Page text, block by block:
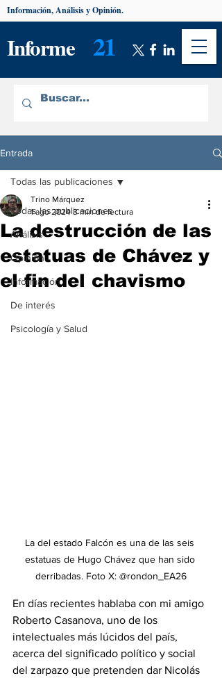
Informe 21
Información, Análisis y Opinión.
Entrada
Todas las publicaciones
Análisis
Opinión
Información
De interés
Psicología y Salud
Todas las publicaciones
La destrucción de las
estatuas de Chávez y
el fin del chavismo
Trino Márquez
1 ago 2024 3 min de lectura
La del estado Falcón es una de las seis
estatuas de Hugo Chávez que han sido
derribadas. Foto X: @rondon_EA26
En días recientes hablaba con mi amigo
Roberto Casanova, uno de los
intelectuales más lúcidos del país,
acerca del significado político y social
del zarpazo que pretenden dar Nicolás